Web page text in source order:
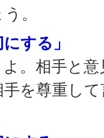
。
する」
。相手と
を尊重し